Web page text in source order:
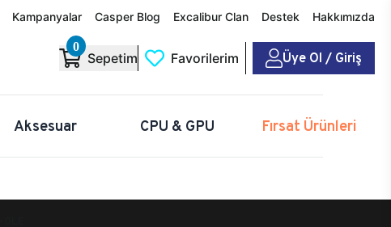
Kampanyalar Casper Blog Excalibur Clan Destek Hakkımızda
0
Sepetim Favorilerim Üye Ol / Giriş
Aksesuar CPU & GPU Fırsat Ürünleri